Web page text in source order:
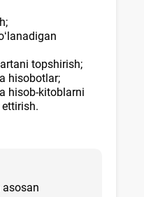
topshirish;
hisobotlar;
hisob-kitoblarni